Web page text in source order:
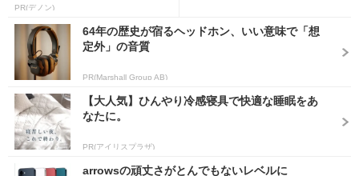
PR(デノン)
64年の歴史が宿るヘッドホン、いい意味で「想
定外」の音質
PR(Marshall Group AB)
【大人気】ひんやり冷感寝具で快適な睡眠をあ
なたに。
PR(アイリスプラザ)
arrowsの頑丈さがとんでもないレベルに